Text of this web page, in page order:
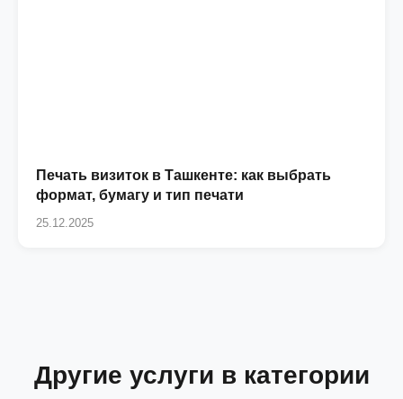
Печать визиток в Ташкенте: как выбрать
формат, бумагу и тип печати
25.12.2025
Другие услуги в категории